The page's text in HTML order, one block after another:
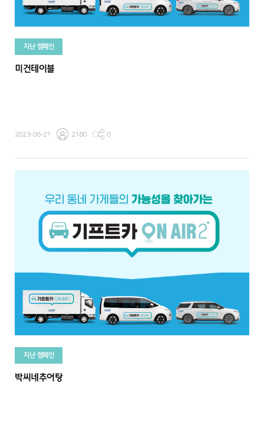
지난 캠페인
미건테이블
2023-06-21 2160 0
지난 캠페인
박씨네추어탕